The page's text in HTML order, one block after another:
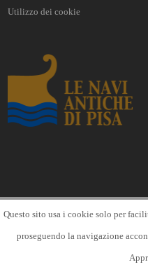
Utilizzo dei cookie
COPYRIGHT 2016
Questo sito usa i cookie solo per
proseguendo la navigazione